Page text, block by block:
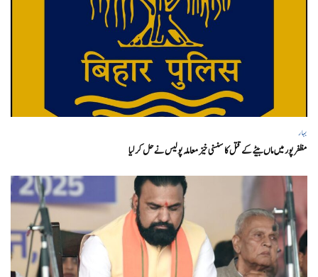
بہار
مظفر پور میں ماں بیٹے کے قتل کا سنسنی خیز معاملہ پولیس نے حل کر لیا